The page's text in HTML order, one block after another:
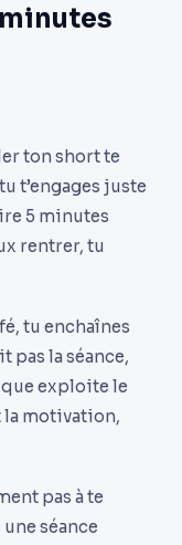
ton short te
t’engages juste
5 minutes
rentrer, tu
tu enchaînes
pas la séance,
exploite le
la motivation,
pas à te
séance